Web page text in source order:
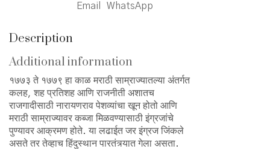
Email
WhatsApp
Description
Additional information
१७७३ ते १७७९ हा काळ मराठी साम्राज्यातल्या अंतर्गत
कलह, शह प्रतिशह आणि राजनीती अशातच
राजगादीसाठी नारायणराव पेशव्यांचा खून होतो आणि
मराठी साम्राज्यावर कब्जा मिळवण्यासाठी इंग्रजांचे
पुण्यावर आक्रमण होते. या लढाईत जर इंग्रज जिंकले
असते तर तेव्हाच हिंदुस्थान पारतंत्र्यात गेला असता.